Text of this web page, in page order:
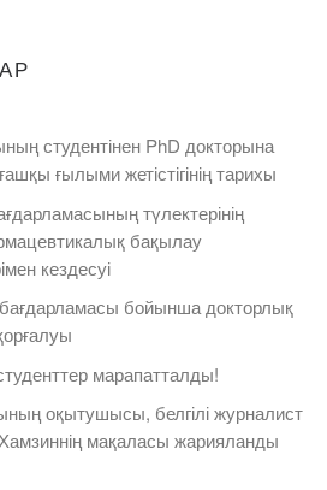
студентінен PhD докторына
ғылыми жетістігінің тарихы
түлектерінің
бақылау
кездесуі
бойынша докторлық
марапатталды!
оқытушысы, белгілі журналист
мақаласы жарияланды